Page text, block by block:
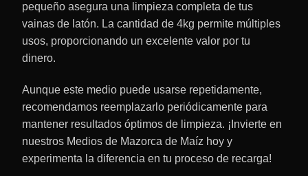
pequeño asegura una limpieza completa de tus
vainas de latón. La cantidad de 4kg permite múltiples
usos, proporcionando un excelente valor por tu
dinero.
Aunque este medio puede usarse repetidamente,
recomendamos reemplazarlo periódicamente para
mantener resultados óptimos de limpieza. ¡Invierte en
nuestros Medios de Mazorca de Maíz hoy y
experimenta la diferencia en tu proceso de recarga!